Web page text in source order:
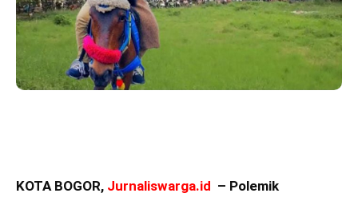
KOTA BOGOR, Jurnaliswarga.id – Polemik